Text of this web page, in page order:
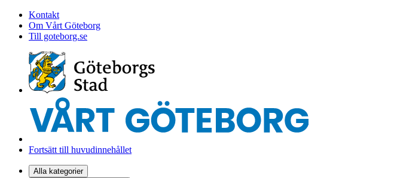
Kontakt
Om Vårt Göteborg
Till goteborg.se
Fortsätt till huvudinnehållet
Alla kategorier